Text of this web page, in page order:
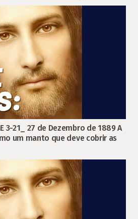
3-21_ 27 de Dezembro de 1889 A
um manto que deve cobrir as